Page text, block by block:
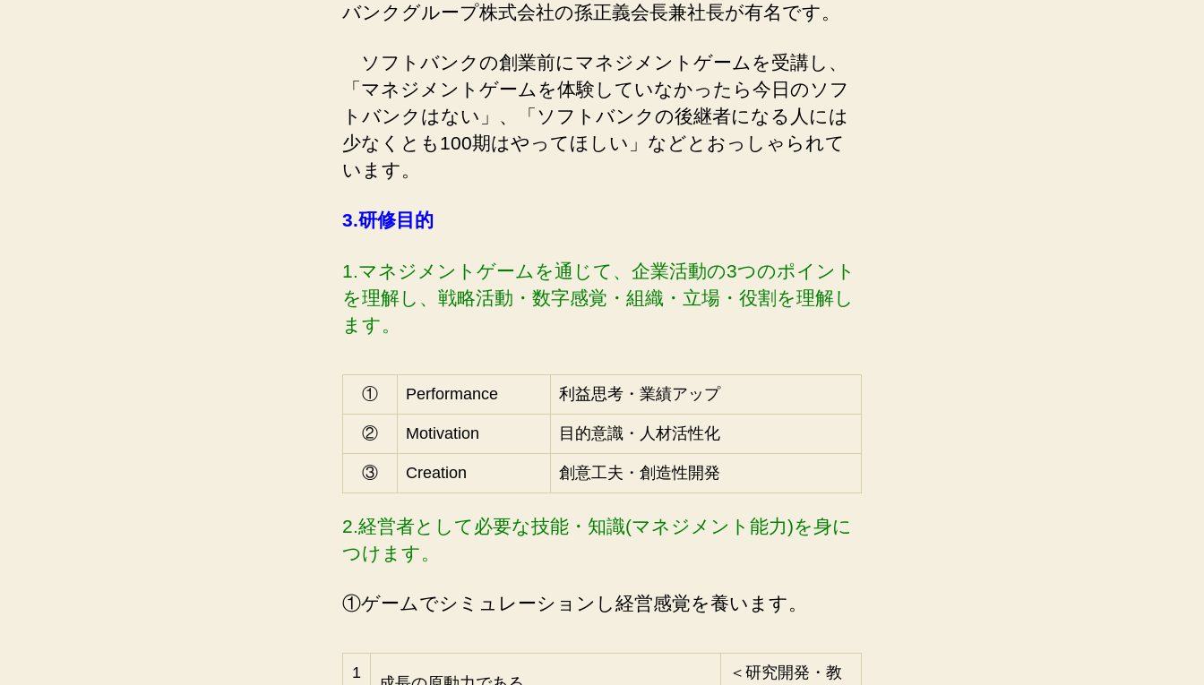
バンクグループ株式会社の孫正義会長兼社長が有名です。
ソフトバンクの創業前にマネジメントゲームを受講し、
「マネジメントゲームを体験していなかったら今日のソフ
トバンクはない」、「ソフトバンクの後継者になる人には
少なくとも100期はやってほしい」などとおっしゃられて
います。
3.研修目的
1.マネジメントゲームを通じて、企業活動の3つのポイント
を理解し、戦略活動・数字感覚・組織・立場・役割を理解し
ます。
① Performance 利益思考・業績アップ
② Motivation 目的意識・人材活性化
③ Creation 創意工夫・創造性開発
2.経営者として必要な技能・知識(マネジメント能力)を身に
つけます。
①ゲームでシミュレーションし経営感覚を養います。
1
＜研究開発・教